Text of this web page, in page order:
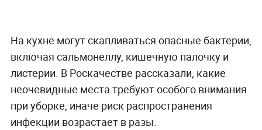
На кухне могут скапливаться опасные бактерии,
включая сальмонеллу, кишечную палочку и
листерии. В Роскачестве рассказали, какие
неочевидные места требуют особого внимания
при уборке, иначе риск распространения
инфекции возрастает в разы.